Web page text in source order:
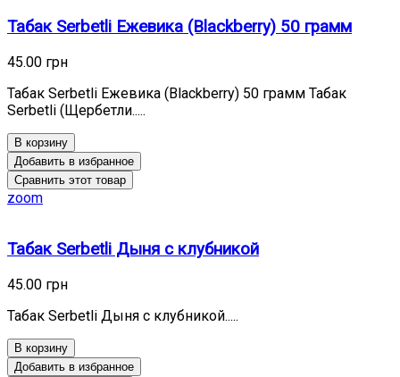
Табак Serbetli Ежевика (Blackberry) 50 грамм
45.00 грн
Табак Serbetli Ежевика (Blackberry) 50 грамм Табак
Serbetli (Щербетли.....
В корзину
Добавить в избранное
Сравнить этот товар
zoom
Табак Serbetli Дыня с клубникой
45.00 грн
Табак Serbetli Дыня с клубникой.....
В корзину
Добавить в избранное